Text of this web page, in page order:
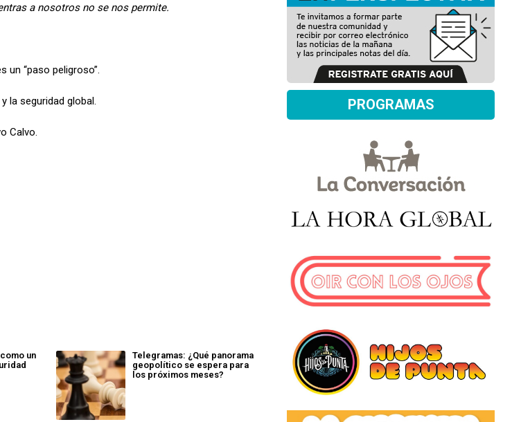
a nosotros no se nos permite.
un “paso peligroso”.
la seguridad global.
Calvo.
un
Telegramas: ¿Qué panorama
geopolítico se espera para
los próximos meses?
PROGRAMAS